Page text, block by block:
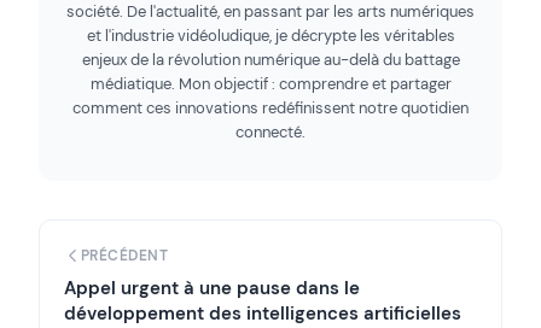
société. De l'actualité, en passant par les arts numériques
et l'industrie vidéoludique, je décrypte les véritables
enjeux de la révolution numérique au-delà du battage
médiatique. Mon objectif : comprendre et partager
comment ces innovations redéfinissent notre quotidien
connecté.
PRÉCÉDENT
Appel urgent à une pause dans le
développement des intelligences artificielles